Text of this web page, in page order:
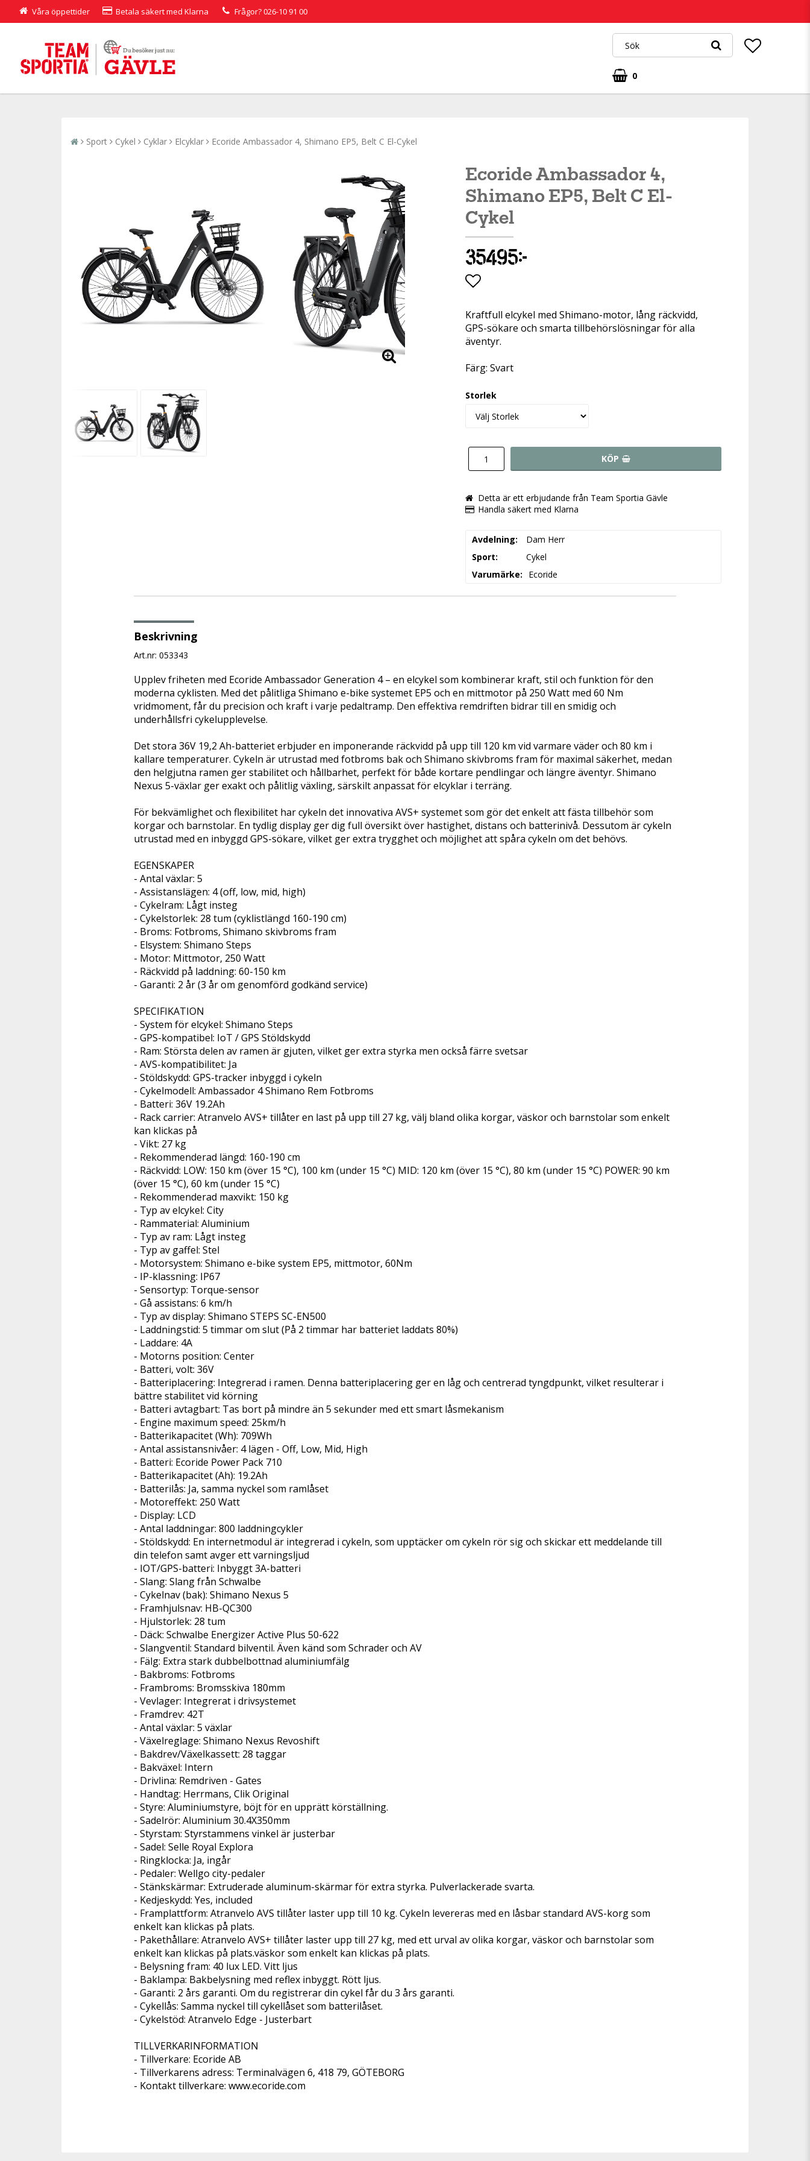
Våra öppettider Betala säkert med Klarna Frågor?026-10 91 00
0
Sport Cykel Cyklar Elcyklar Ecoride Ambassador 4, Shimano EP5, Belt C El-Cykel
Ecoride Ambassador 4,
Shimano EP5, Belt C El-
Cykel
35 495 kr
Kraftfull elcykel med Shimano-motor, lång räckvidd,
GPS-sökare och smarta tillbehörslösningar för alla
äventyr.
Färg: Svart
Storlek
KÖP
Detta är ett erbjudande från Team Sportia Gävle
Handla säkert med Klarna
Avdelning
Dam Herr
Sport
Cykel
Varumärke
Ecoride
Beskrivning
Art.nr: 053343
Upplev friheten med Ecoride Ambassador Generation 4 – en elcykel som kombinerar kraft, stil och funktion för den
moderna cyklisten. Med det pålitliga Shimano e-bike systemet EP5 och en mittmotor på 250 Watt med 60 Nm
vridmoment, får du precision och kraft i varje pedaltramp. Den effektiva remdriften bidrar till en smidig och
underhållsfri cykelupplevelse.
Det stora 36V 19,2 Ah-batteriet erbjuder en imponerande räckvidd på upp till 120 km vid varmare väder och 80 km i
kallare temperaturer. Cykeln är utrustad med fotbroms bak och Shimano skivbroms fram för maximal säkerhet, medan
den helgjutna ramen ger stabilitet och hållbarhet, perfekt för både kortare pendlingar och längre äventyr. Shimano
Nexus 5-växlar ger exakt och pålitlig växling, särskilt anpassat för elcyklar i terräng.
För bekvämlighet och flexibilitet har cykeln det innovativa AVS+ systemet som gör det enkelt att fästa tillbehör som
korgar och barnstolar. En tydlig display ger dig full översikt över hastighet, distans och batterinivå. Dessutom är cykeln
utrustad med en inbyggd GPS-sökare, vilket ger extra trygghet och möjlighet att spåra cykeln om det behövs.
EGENSKAPER
- Antal växlar: 5
- Assistanslägen: 4 (off, low, mid, high)
- Cykelram: Lågt insteg
- Cykelstorlek: 28 tum (cyklistlängd 160-190 cm)
- Broms: Fotbroms, Shimano skivbroms fram
- Elsystem: Shimano Steps
- Motor: Mittmotor, 250 Watt
- Räckvidd på laddning: 60-150 km
- Garanti: 2 år (3 år om genomförd godkänd service)
SPECIFIKATION
- System för elcykel: Shimano Steps
- GPS-kompatibel: IoT / GPS Stöldskydd
- Ram: Största delen av ramen är gjuten, vilket ger extra styrka men också färre svetsar
- AVS-kompatibilitet: Ja
- Stöldskydd: GPS-tracker inbyggd i cykeln
- Cykelmodell: Ambassador 4 Shimano Rem Fotbroms
- Batteri: 36V 19.2Ah
- Rack carrier: Atranvelo AVS+ tillåter en last på upp till 27 kg, välj bland olika korgar, väskor och barnstolar som enkelt
kan klickas på
- Vikt: 27 kg
- Rekommenderad längd: 160-190 cm
- Räckvidd: LOW: 150 km (över 15 °C), 100 km (under 15 °C) MID: 120 km (över 15 °C), 80 km (under 15 °C) POWER: 90 km
(över 15 °C), 60 km (under 15 °C)
- Rekommenderad maxvikt: 150 kg
- Typ av elcykel: City
- Rammaterial: Aluminium
- Typ av ram: Lågt insteg
- Typ av gaffel: Stel
- Motorsystem: Shimano e-bike system EP5, mittmotor, 60Nm
- IP-klassning: IP67
- Sensortyp: Torque-sensor
- Gå assistans: 6 km/h
- Typ av display: Shimano STEPS SC-EN500
- Laddningstid: 5 timmar om slut (På 2 timmar har batteriet laddats 80%)
- Laddare: 4A
- Motorns position: Center
- Batteri, volt: 36V
- Batteriplacering: Integrerad i ramen. Denna batteriplacering ger en låg och centrerad tyngdpunkt, vilket resulterar i
bättre stabilitet vid körning
- Batteri avtagbart: Tas bort på mindre än 5 sekunder med ett smart låsmekanism
- Engine maximum speed: 25km/h
- Batterikapacitet (Wh): 709Wh
- Antal assistansnivåer: 4 lägen - Off, Low, Mid, High
- Batteri: Ecoride Power Pack 710
- Batterikapacitet (Ah): 19.2Ah
- Batterilås: Ja, samma nyckel som ramlåset
- Motoreffekt: 250 Watt
- Display: LCD
- Antal laddningar: 800 laddningcykler
- Stöldskydd: En internetmodul är integrerad i cykeln, som upptäcker om cykeln rör sig och skickar ett meddelande till
din telefon samt avger ett varningsljud
- IOT/GPS-batteri: Inbyggt 3A-batteri
- Slang: Slang från Schwalbe
- Cykelnav (bak): Shimano Nexus 5
- Framhjulsnav: HB-QC300
- Hjulstorlek: 28 tum
- Däck: Schwalbe Energizer Active Plus 50-622
- Slangventil: Standard bilventil. Även känd som Schrader och AV
- Fälg: Extra stark dubbelbottnad aluminiumfälg
- Bakbroms: Fotbroms
- Frambroms: Bromsskiva 180mm
- Vevlager: Integrerat i drivsystemet
- Framdrev: 42T
- Antal växlar: 5 växlar
- Växelreglage: Shimano Nexus Revoshift
- Bakdrev/Växelkassett: 28 taggar
- Bakväxel: Intern
- Drivlina: Remdriven - Gates
- Handtag: Herrmans, Clik Original
- Styre: Aluminiumstyre, böjt för en upprätt körställning.
- Sadelrör: Aluminium 30.4X350mm
- Styrstam: Styrstammens vinkel är justerbar
- Sadel: Selle Royal Explora
- Ringklocka: Ja, ingår
- Pedaler: Wellgo city-pedaler
- Stänkskärmar: Extruderade aluminum-skärmar för extra styrka. Pulverlackerade svarta.
- Kedjeskydd: Yes, included
- Framplattform: Atranvelo AVS tillåter laster upp till 10 kg. Cykeln levereras med en låsbar standard AVS-korg som
enkelt kan klickas på plats.
- Pakethållare: Atranvelo AVS+ tillåter laster upp till 27 kg, med ett urval av olika korgar, väskor och barnstolar som
enkelt kan klickas på plats.väskor som enkelt kan klickas på plats.
- Belysning fram: 40 lux LED. Vitt ljus
- Baklampa: Bakbelysning med reflex inbyggt. Rött ljus.
- Garanti: 2 års garanti. Om du registrerar din cykel får du 3 års garanti.
- Cykellås: Samma nyckel till cykellåset som batterilåset.
- Cykelstöd: Atranvelo Edge - Justerbart
TILLVERKARINFORMATION
- Tillverkare: Ecoride AB
- Tillverkarens adress: Terminalvägen 6, 418 79, GÖTEBORG
- Kontakt tillverkare: www.ecoride.com